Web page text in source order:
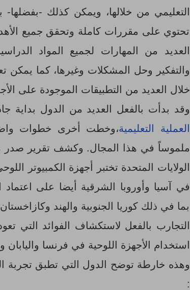
التعليمي من خلالها، ويمكن كذلك -بفضلها-
تحتوي على مقررات كاملة وتحقق جميع
العديد من المهارات لجميع المواد
والتفكير وحل المشكلات وغيرها، كما يمكن
خلال العديد من التطبيقات الموجودة على
وقد بدأت بالفعل العديد من الدول بداية
العملية التعليمية،وخطت أخرى خطوات
ملموساً في هذا المجال. وكشف تقرير
الولايات المتحدة تختبر أجهزة الكمبيوتر
في آسيا وأوروبا الشرقية أيضا على اعتماد
بما في ذلك كوريا الجنوبية والهند
التجارب بالفعل لاستكشاف الفوائد التي
استخدام الأجهزة اللوحية في فرنسا واليابان
وهذه خارطة توضح الدول التي تطبق تجربة
: